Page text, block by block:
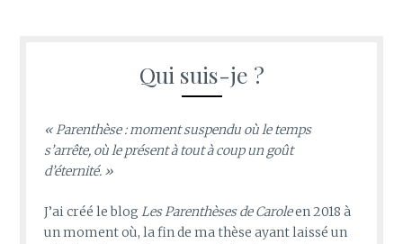
Qui suis-je ?
« Parenthèse : moment suspendu où le temps
s’arrête, où le présent à tout à coup un goût
d’éternité. »
J’ai créé le blogLes Parenthèses de Caroleen 2018 à
un moment où, la fin de ma thèse ayant laissé un